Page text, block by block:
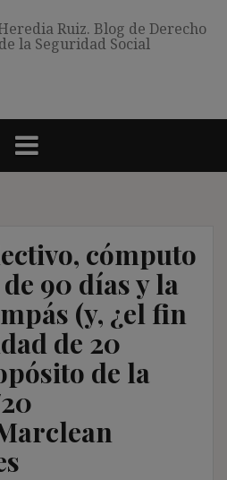
Ruiz. Blog de Derecho
la Seguridad Social
cómputo
90 días y la
(y, ¿el fin
de 20
de la